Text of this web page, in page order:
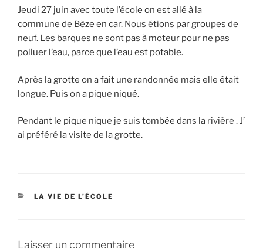
Jeudi 27 juin avec toute l’école on est allé à la
commune de Bèze en car. Nous étions par groupes de
neuf. Les barques ne sont pas à moteur pour ne pas
polluer l’eau, parce que l’eau est potable.
Après la grotte on a fait une randonnée mais elle était
longue. Puis on a pique niqué.
Pendant le pique nique je suis tombée dans la rivière . J’
ai préféré la visite de la grotte.
CATÉGORIES
LA VIE DE L'ÉCOLE
Laisser un commentaire